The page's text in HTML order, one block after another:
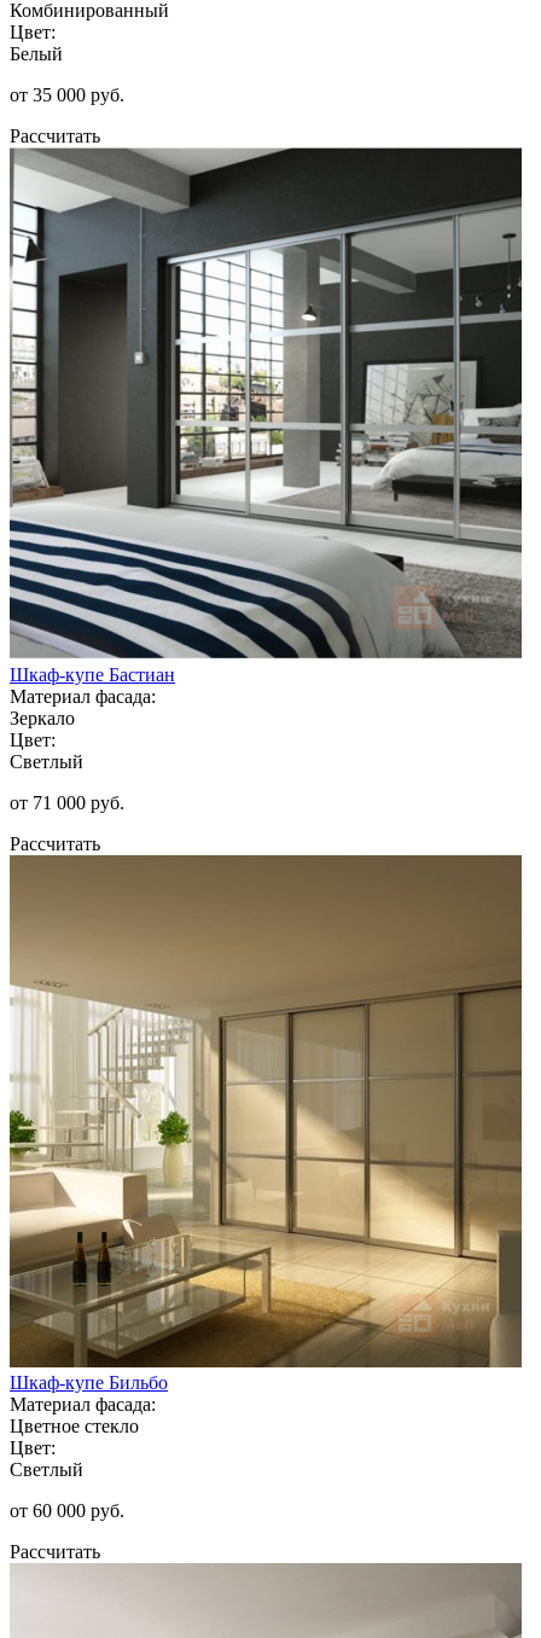
Комбинированный
Цвет:
Белый
от 35 000 руб.
Рассчитать
Шкаф-купе Бастиан
Материал фасада:
Зеркало
Цвет:
Светлый
от 71 000 руб.
Рассчитать
Шкаф-купе Бильбо
Материал фасада:
Цветное стекло
Цвет:
Светлый
от 60 000 руб.
Рассчитать